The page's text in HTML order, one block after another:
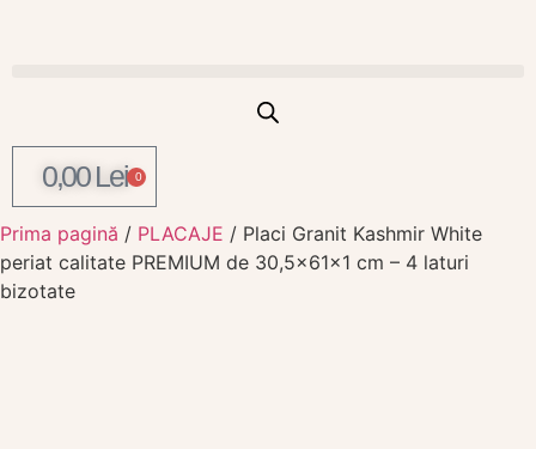
0,00Lei 0
Prima pagină / PLACAJE / Placi Granit Kashmir White
periat calitate PREMIUM de 30,5x61x1 cm – 4 laturi
bizotate